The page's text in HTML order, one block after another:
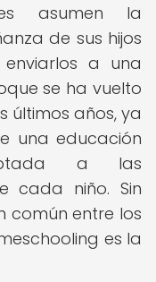
asumen la
de sus hijos
a una
se ha vuelto
últimos años, ya
una educación
a las
cada niño. Sin
común entre los
es la